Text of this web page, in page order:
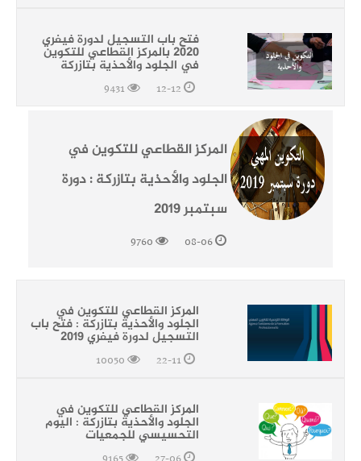
فتح باب التسجيل لدورة فيفري
2020 بالمركز القطاعي للتكوين
في الجلود والأحذية بتازركة
المركز القطاعي للتكوين في
الجلود والأحذية بتازركة : دورة
سبتمبر 2019
08-06
المركز القطاعي للتكوين في
الجلود والأحذية بتازركة : فتح باب
التسجيل لدورة فيفري 2019
المركز القطاعي للتكوين في
الجلود والأحذية بتازركة : اليوم
التحسيسي للجمعيات